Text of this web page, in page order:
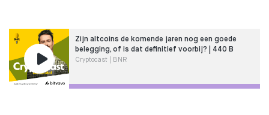
Zijn altcoins de komende jaren nog een goede
belegging, of is dat definitief voorbij? | 440 B
Cryptocast | BNR